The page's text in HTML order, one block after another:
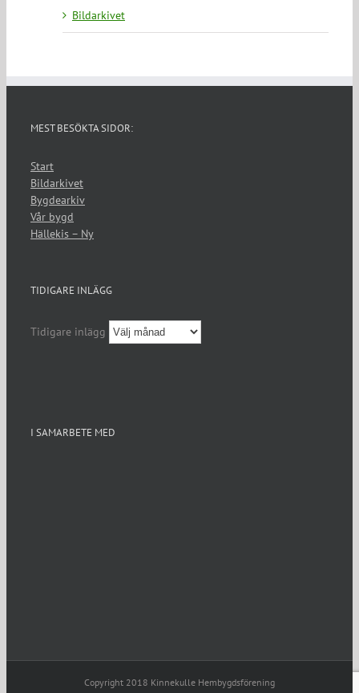
Bildarkivet
MEST BESÖKTA SIDOR:
Start
Bildarkivet
Bygdearkiv
Vår bygd
Hällekis – Ny
TIDIGARE INLÄGG
Tidigare inlägg
I SAMARBETE MED
Copyright 2018 Kinnekulle Hembygdsförening